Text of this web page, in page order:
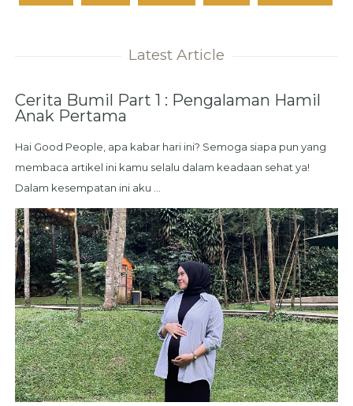
Latest Article
Cerita Bumil Part 1 : Pengalaman Hamil
Anak Pertama
Hai Good People, apa kabar hari ini? Semoga siapa pun yang
membaca artikel ini kamu selalu dalam keadaan sehat ya!
Dalam kesempatan ini aku ...